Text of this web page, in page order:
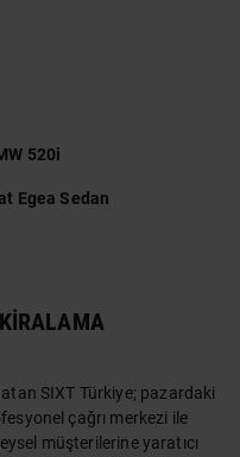
520i
Egea Sedan
SIXT Türkiye; pazardaki
çağrı merkezi ile
müşterilerine yaratıcı